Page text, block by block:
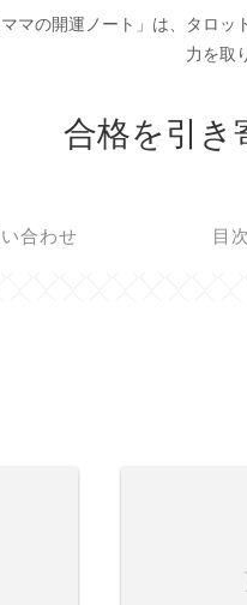
マの開運ノート」は、タロ
力を取
合格を引き
合わせ 目次